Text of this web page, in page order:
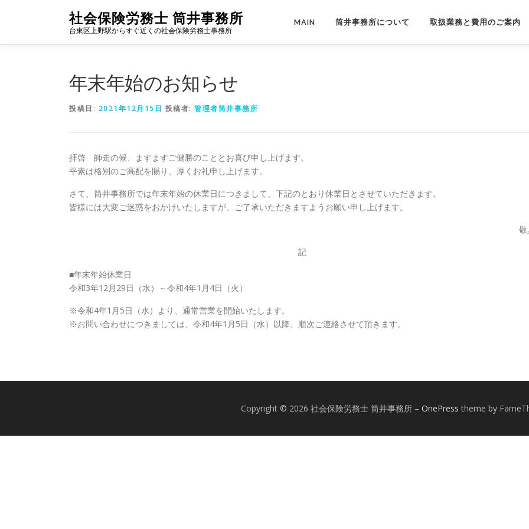
ン
社会保険労務士 筒井事務所
台東区上野駅からすぐ近くの社会保険労務士事務所
MAIN 筒井事務所について 取扱業務と費用のご案内
年末年始のお知らせ
投稿日: 2021年12月15日 投稿者: 管理者筒井事務所
拝啓 師走の候、ますますご健勝のこととお喜び申し上げます。
平素は格別のご高配を賜り、厚くお礼申し上げます。
さて、筒井事務所では年末年始の休業日につきまして、下記のとおり休業日とさせていただきます。
皆様には大変ご迷惑をおかけいたしますが、ご了承いただきますようお願い申し上げます。
記
■年末年始休業日
令和3年12月29日（水）～令和4年1月4日（火）
※令和4年1月5日（水）より、通常営業を開始いたします。
※お問い合わせにつきましては、令和4年1月5日（水）以降、順次ご連絡させて頂きます。
Copyright © 2026 社会保険労務士 筒井事務所 – OnePress theme by